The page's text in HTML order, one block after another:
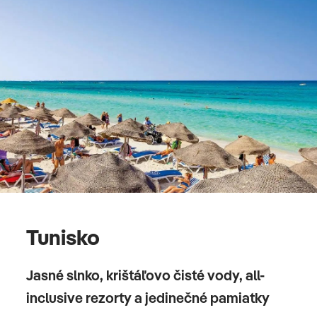
Tunisko
Jasné slnko, krištáľovo čisté vody, all-
inclusive rezorty a jedinečné pamiatky